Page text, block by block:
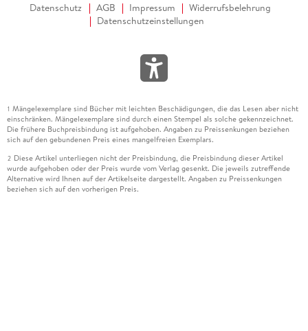
Datenschutz AGB Impressum
Widerrufsbelehrung
Datenschutzeinstellungen
1 Mängelexemplare sind Bücher mit leichten Beschädigungen, die das Lesen aber nicht
einschränken. Mängelexemplare sind durch einen Stempel als solche gekennzeichnet.
Die frühere Buchpreisbindung ist aufgehoben. Angaben zu Preissenkungen beziehen
sich auf den gebundenen Preis eines mangelfreien Exemplars.
2 Diese Artikel unterliegen nicht der Preisbindung, die Preisbindung dieser Artikel
wurde aufgehoben oder der Preis wurde vom Verlag gesenkt. Die jeweils zutreffende
Alternative wird Ihnen auf der Artikelseite dargestellt. Angaben zu Preissenkungen
beziehen sich auf den vorherigen Preis.